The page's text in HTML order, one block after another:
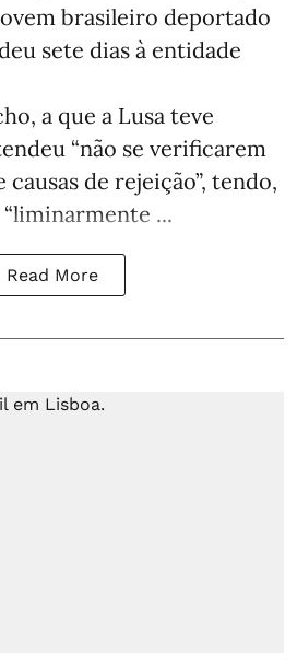
brasileiro deportado
sete dias à entidade
a que a Lusa teve
“não se verificarem
de rejeição”, tendo,
...
Read More